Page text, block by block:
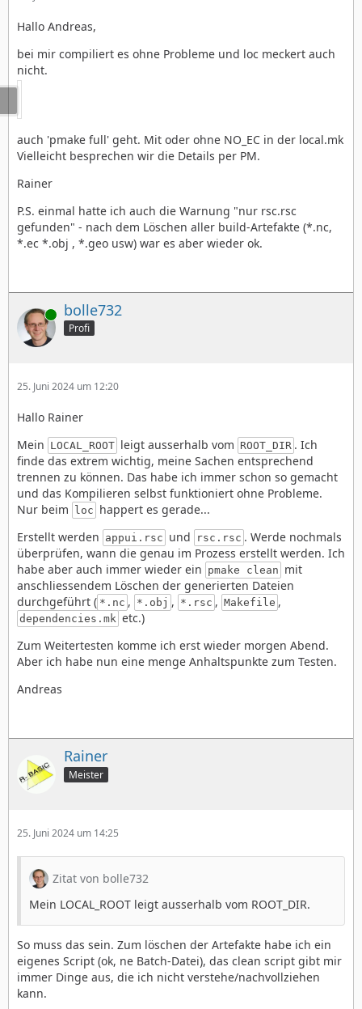
Hallo Andreas,
bei mir compiliert es ohne Probleme und loc meckert auch
nicht.
auch 'pmake full' geht. Mit oder ohne NO_EC in der local.mk
Vielleicht besprechen wir die Details per PM.
Rainer
P.S. einmal hatte ich auch die Warnung "nur rsc.rsc
gefunden" - nach dem Löschen aller build-Artefakte (*.nc,
*.ec *.obj , *.geo usw) war es aber wieder ok.
Online bolle732
Profi
25. Juni 2024 um 12:20
Hallo Rainer
Mein LOCAL_ROOT leigt ausserhalb vom ROOT_DIR . Ich
finde das extrem wichtig, meine Sachen entsprechend
trennen zu können. Das habe ich immer schon so gemacht
und das Kompilieren selbst funktioniert ohne Probleme.
Nur beim
loc happert es gerade...
Erstellt werden appui.rsc und rsc.rsc . Werde nochmals
überprüfen, wann die genau im Prozess erstellt werden. Ich
habe aber auch immer wieder ein pmake clean mit
anschliessendem Löschen der generierten Dateien
durchgeführt ( *.nc , *.obj , *.rsc , Makefile ,
dependencies.mk etc.)
Zum Weitertesten komme ich erst wieder morgen Abend.
Aber ich habe nun eine menge Anhaltspunkte zum Testen.
Andreas
Rainer
Meister
25. Juni 2024 um 14:25
Zitat von bolle732
Mein LOCAL_ROOT leigt ausserhalb vom ROOT_DIR.
So muss das sein. Zum löschen der Artefakte habe ich ein
eigenes Script (ok, ne Batch-Datei), das clean script gibt mir
immer Dinge aus, die ich nicht verstehe/nachvollziehen
kann.